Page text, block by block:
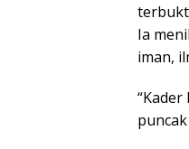
Ia
iman,